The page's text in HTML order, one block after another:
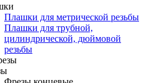
Плашки для метрической резьбы
Плашки для трубной,
цилиндрической, дюймовой
резьбы